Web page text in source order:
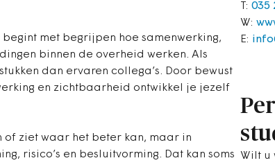
met begrijpen hoe samenwerking,
binnen de overheid werken. Als
dan ervaren collega’s. Door bewust
en zichtbaarheid ontwikkel je jezelf
of ziet waar het beter kan, maar in
risico’s en besluitvorming. Dat kan soms
T: 035
W:
E:
Wilt u